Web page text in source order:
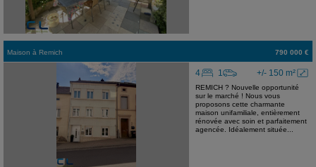
Maison à Remich 790 000 €
+/- 150 m²
4 1
REMICH ? Nouvelle opportunité
sur le marché ! Nous vous
proposons cette charmante
maison unifamiliale, entièrement
rénovée avec soin et parfaitement
agencée. Idéalement située...